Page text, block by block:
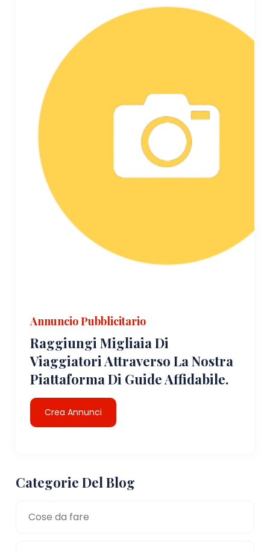
Annuncio Pubblicitario
Raggiungi Migliaia Di
Viaggiatori Attraverso La Nostra
Piattaforma Di Guide Affidabile.
Crea Annunci
Categorie Del Blog
Cose da fare